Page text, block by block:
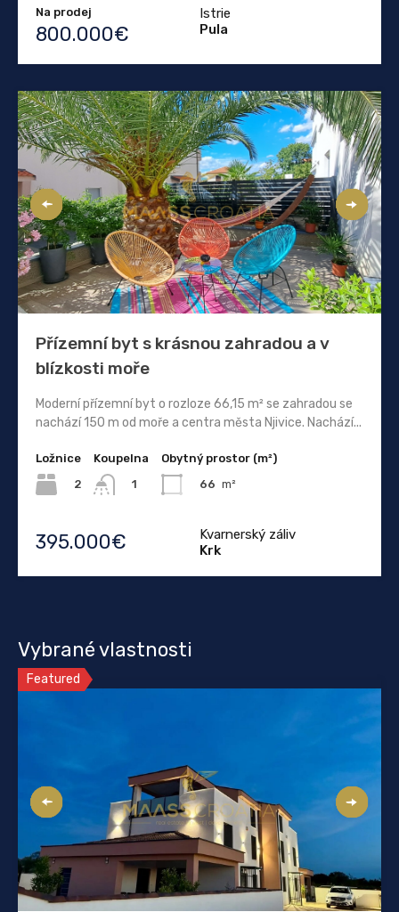
Na prodej
800.000€
Istrie
Pula
Přízemní byt s krásnou zahradou a v
blízkosti moře
Moderní přízemní byt o rozloze 66,15 m² se zahradou se
nachází 150 m od moře a centra města Njivice. Nachází...
Ložnice
2
Koupelna
1
Obytný prostor (m²)
66 m²
395.000€
Kvarnerský záliv
Krk
Vybrané vlastnosti
Featured